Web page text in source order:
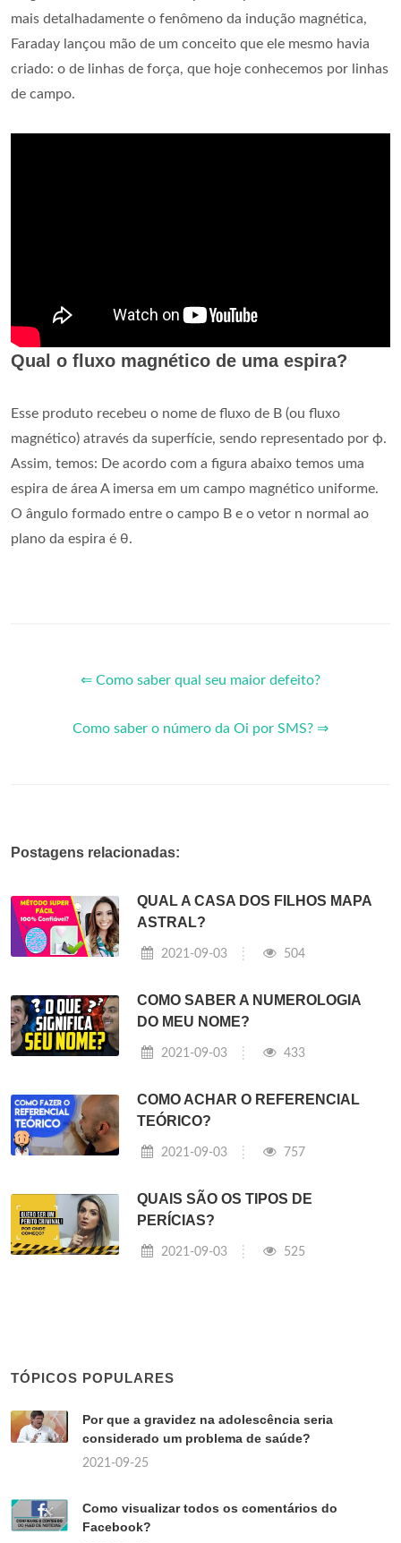
mais detalhadamente o fenômeno da indução magnética,
Faraday lançou mão de um conceito que ele mesmo havia
criado: o de linhas de força, que hoje conhecemos por linhas
de campo.
Qual o fluxo magnético de uma espira?
Esse produto recebeu o nome de fluxo de B (ou fluxo
magnético) através da superfície, sendo representado por ϕ.
Assim, temos: De acordo com a figura abaixo temos uma
espira de área A imersa em um campo magnético uniforme.
O ângulo formado entre o campo B e o vetor n normal ao
plano da espira é θ.
⇐ Como saber qual seu maior defeito?
Como saber o número da Oi por SMS? ⇒
Postagens relacionadas:
QUAL A CASA DOS FILHOS MAPA
ASTRAL?
2021-09-03 504
COMO SABER A NUMEROLOGIA
DO MEU NOME?
2021-09-03 433
COMO ACHAR O REFERENCIAL
TEÓRICO?
2021-09-03 757
QUAIS SÃO OS TIPOS DE
PERÍCIAS?
2021-09-03 525
TÓPICOS POPULARES
Por que a gravidez na adolescência seria
considerado um problema de saúde?
2021-09-25
Como visualizar todos os comentários do
Facebook?